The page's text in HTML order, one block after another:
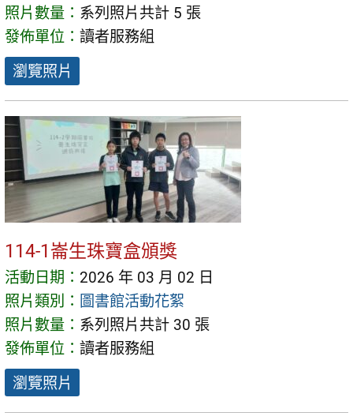
照片數量： 系列照片共計 5 張
發佈單位： 讀者服務組
瀏覽照片
114-1崙生珠寶盒頒獎
活動日期： 2026 年 03 月 02 日
照片類別： 圖書館活動花絮
照片數量： 系列照片共計 30 張
發佈單位： 讀者服務組
瀏覽照片